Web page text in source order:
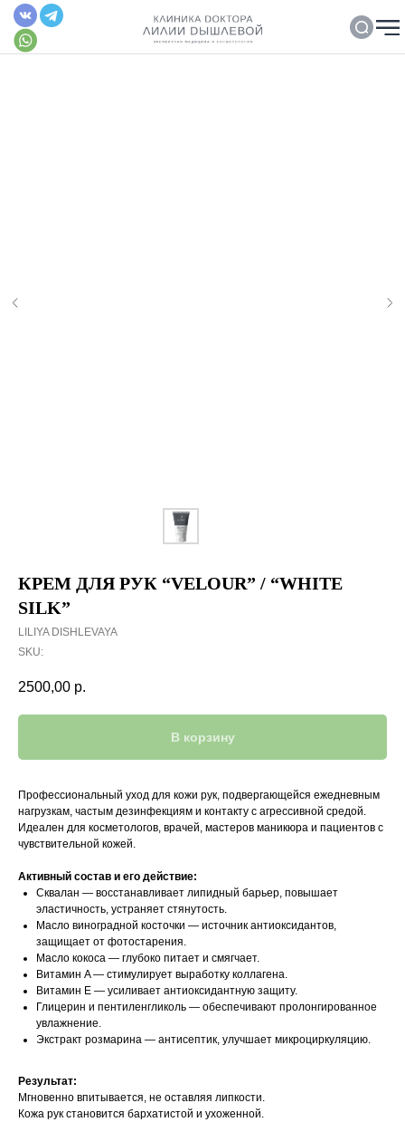
КРЕМ ДЛЯ РУК “VELOUR” / “WHITE
SILK”
LILIYA DISHLEVAYA
SKU:
2500,00 р.
В корзину
Профессиональный уход для кожи рук, подвергающейся ежедневным
нагрузкам, частым дезинфекциям и контакту с агрессивной средой.
Идеален для косметологов, врачей, мастеров маникюра и пациентов с
чувствительной кожей.
Активный состав и его действие:
Сквалан — восстанавливает липидный барьер, повышает
эластичность, устраняет стянутость.
Масло виноградной косточки — источник антиоксидантов,
защищает от фотостарения.
Масло кокоса — глубоко питает и смягчает.
Витамин A — стимулирует выработку коллагена.
Витамин E — усиливает антиоксидантную защиту.
Глицерин и пентиленгликоль — обеспечивают пролонгированное
увлажнение.
Экстракт розмарина — антисептик, улучшает микроциркуляцию.
Результат:
Мгновенно впитывается, не оставляя липкости.
Кожа рук становится бархатистой и ухоженной.